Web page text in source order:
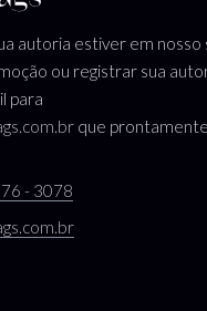
autoria estiver em nosso
ou registrar sua
para
que
- 3078